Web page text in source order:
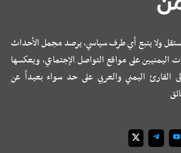
ولا يتبع أي طرف سياسي، يرصد مجمل الأحداث
اليمنيين على مواقع التواصل الإجتماعي، ويعكسها
القارئ اليمني والعربي على حد سواء بعيداً عن